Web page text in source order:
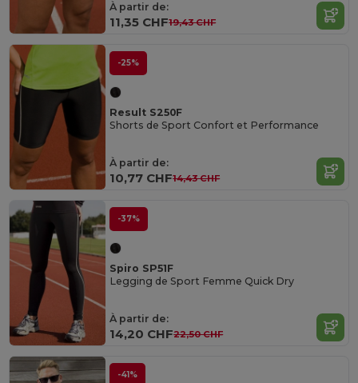
À partir de:
11,35 CHF19,43 CHF
-25%
Result S250F
Shorts de Sport Confort et Performance
À partir de:
10,77 CHF14,43 CHF
-37%
Spiro SP51F
Legging de Sport Femme Quick Dry
À partir de:
14,20 CHF22,50 CHF
-41%